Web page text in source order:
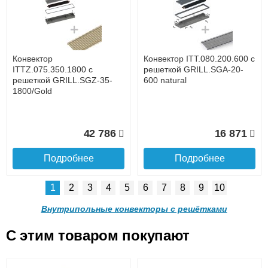
до подъезда
услуга платная
с решеткой GRILL.SGA-20-
1300 brown
30 665
Подробнее
с решеткой GRILL.SGA-20-
1000 brown
24 638
Конвектор ITT.080.200.900 с
решеткой GRILL.SGA-20-
900 brown
Конвектор ITT.080.200.800 с
решеткой GRILL.SGA-20-
800 brown
Конвектор
ITTZ.075.350.1800 с
решеткой GRILL.SGZ-35-
1800/Gold
42 786
Подробнее
Конвектор ITT.080.200.600 с
решеткой GRILL.SGA-20-
600 natural
16 871
Подробнее
1 2 3 4 5 6 7 8 9 10
Внутрипольные конвекторы с решётками
C этим товаром покупают